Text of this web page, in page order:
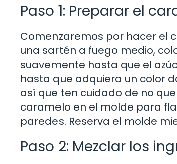
Paso 1: Preparar el
Comenzaremos por hacer el
una sartén a fuego medio,
suavemente hasta que el
hasta que adquiera un color
así que ten cuidado de no
caramelo en el molde para
paredes. Reserva el molde
Paso 2: Mezclar los